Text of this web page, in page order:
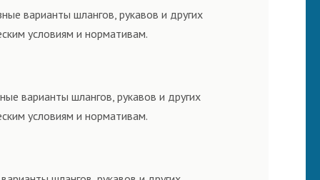
варианты шлангов, рукавов и других
условиям и нормативам.
варианты шлангов, рукавов и других
условиям и нормативам.